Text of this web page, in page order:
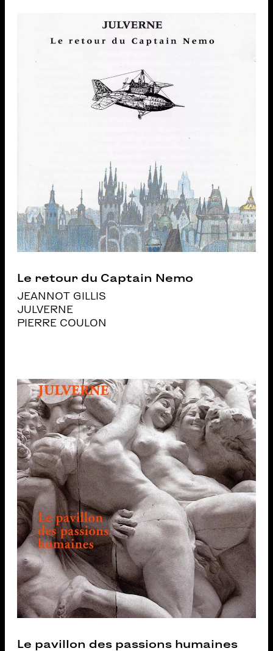
Le retour du Captain Nemo
JEANNOT GILLIS
JULVERNE
PIERRE COULON
Le pavillon des passions humaines